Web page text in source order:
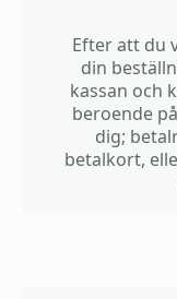
Efter att du
din
kassan och
beroende
dig;
betalkort,